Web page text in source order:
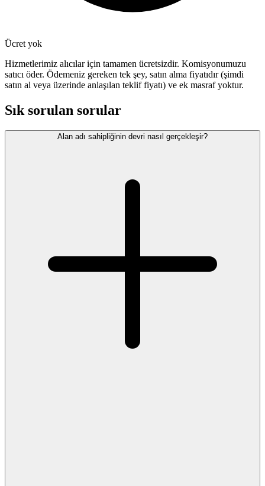
Ücret yok
Hizmetlerimiz alıcılar için tamamen ücretsizdir. Komisyonumuzu
satıcı öder. Ödemeniz gereken tek şey, satın alma fiyatıdır (şimdi
satın al veya üzerinde anlaşılan teklif fiyatı) ve ek masraf yoktur.
Sık sorulan sorular
Alan adı sahipliğinin devri nasıl gerçekleşir?